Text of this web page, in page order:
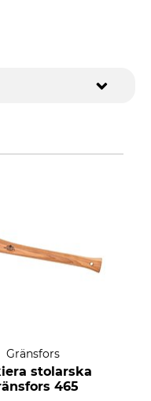
Gränsfors
stolarska
465